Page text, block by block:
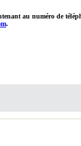
au numéro de
.